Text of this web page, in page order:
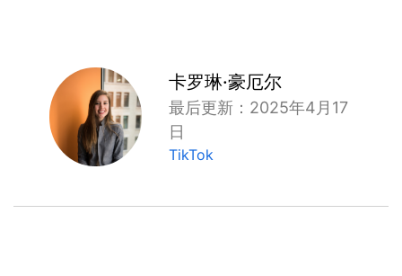
卡罗琳·豪厄尔
最后更新：2025年4月17
日
TikTok